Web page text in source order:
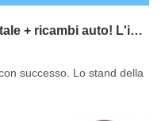
Illuminazione intelligente digitale + ricambi auto! L'industria Bowang debutta al CAEXPO per espandere il mercato
successo. Lo stand della